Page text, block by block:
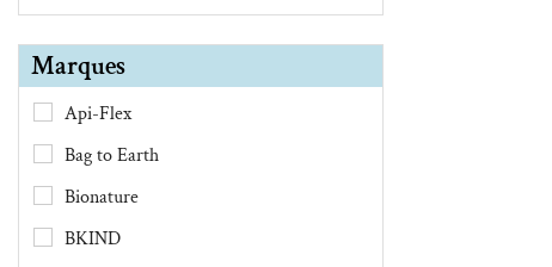
Marques
Api-Flex
Bag to Earth
Bionature
BKIND